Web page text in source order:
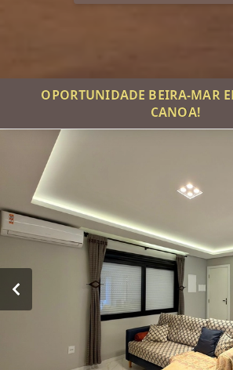
OPORTUNIDADE BEIRA-MAR
CANOA!